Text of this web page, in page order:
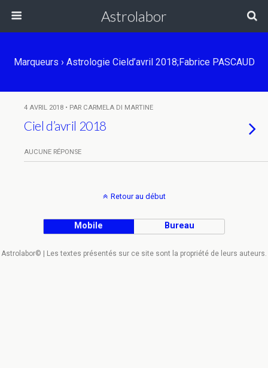
Astrolabor
Marqueurs › Astrologie Cield’avril 2018;Fabrice PASCAUD
4 AVRIL 2018 • PAR CARMELA DI MARTINE
Ciel d’avril 2018
AUCUNE RÉPONSE
Retour au début
Mobile Bureau
Astrolabor© | Les textes présentés sur ce site sont la propriété de leurs auteurs.